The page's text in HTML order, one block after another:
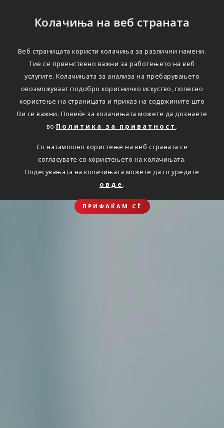
Колачиња на веб страната
Веб страницата користи колачиња за различни намени.
Тие се првенствено важни за работењето на веб
услугите. Колачињата за анализа на пребарувањето
овозможуваат подобро корисничко искуство, полесно
користење на страницата и приказ на содржините што
Ви се важни. Повеќе за колачињата можете да дознаете
во Политика за приватност .
Со натамошно користење на веб страната се
согласувате со користењето на колачињата.
Подесувањата на колачињата можете да го уредите
овде .
ПРИФАЌАМ СЀ